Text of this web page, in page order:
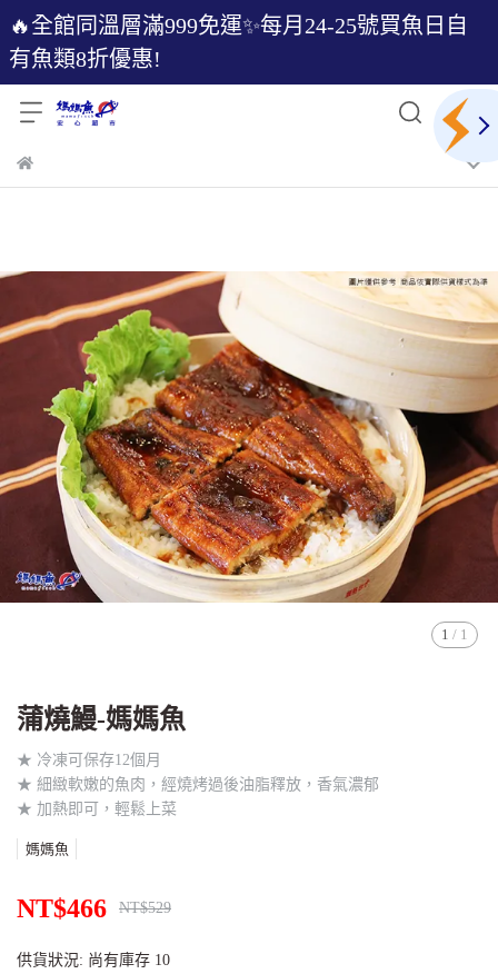
🔥全館同溫層滿999免運✨每月24-25號買魚日自
有魚類8折優惠!
1 / 1
蒲燒鰻-媽媽魚
★ 冷凍可保存12個月
★ 細緻軟嫩的魚肉，經燒烤過後油脂釋放，香氣濃郁
★ 加熱即可，輕鬆上菜
媽媽魚
NT$466 NT$529
供貨狀況: 尚有庫存 10